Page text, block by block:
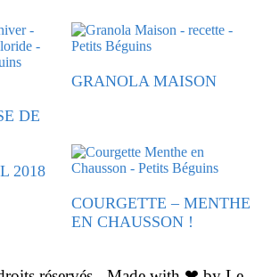
DE
GRANOLA MAISON
2018
COURGETTE – MENTHE
EN CHAUSSON !